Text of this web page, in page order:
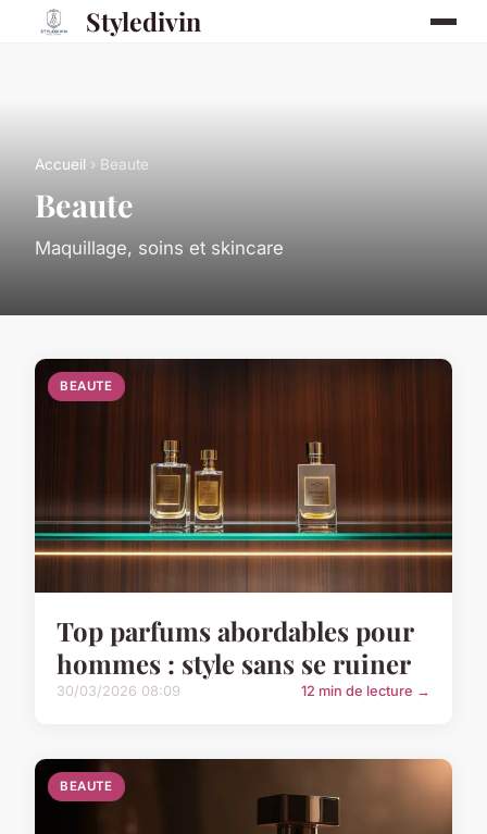
Styledivin
Accueil › Beaute
Beaute
Maquillage, soins et skincare
BEAUTE
Top parfums abordables pour
hommes : style sans se ruiner
30/03/2026 08:09 12 min de lecture →
BEAUTE